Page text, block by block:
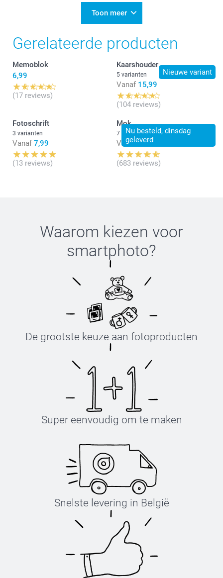
jouw vertrouwen. Geniet van al jouw fotocreaties bij
ons!
Warme groet,
Chana @smartphoto
Toon meer
Gerelateerde producten
Memoblok
6,99
(17 reviews)
Nieuwe variant
Kaarshouder
5 varianten
Vanaf 15,99
(104 reviews)
Fotoschrift
3 varianten
Vanaf 7,99
(13 reviews)
Nu besteld, dinsdag
geleverd
Mok
7 varianten
Vanaf 11,99
(683 reviews)
Waarom kiezen voor
smartphoto?
De grootste keuze aan fotoproducten
Super eenvoudig om te maken
Snelste levering in België